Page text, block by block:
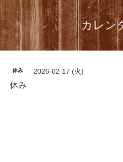
カレン
休み 2026-02-17 (火)
休み